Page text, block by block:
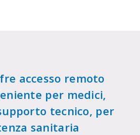
accesso remoto
per medici,
tecnico, per
sanitaria